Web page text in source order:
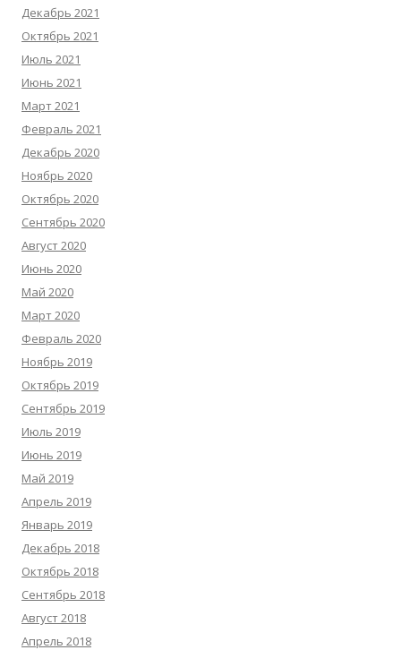
Декабрь 2021
Октябрь 2021
Июль 2021
Июнь 2021
Март 2021
Февраль 2021
Декабрь 2020
Ноябрь 2020
Октябрь 2020
Сентябрь 2020
Август 2020
Июнь 2020
Май 2020
Март 2020
Февраль 2020
Ноябрь 2019
Октябрь 2019
Сентябрь 2019
Июль 2019
Июнь 2019
Май 2019
Апрель 2019
Январь 2019
Декабрь 2018
Октябрь 2018
Сентябрь 2018
Август 2018
Апрель 2018